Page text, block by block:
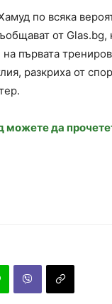
по всяка
от
първата
разкриха от
можете да